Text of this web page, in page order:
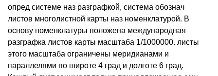
опред системе наз разграфкой, система обознач
листов многолистной карты наз номенклатурой. В
основу номенклатуры положена международная
разграфка листов карты масштаба 1/1000000. листы
этого масштаба ограничены меридианами и
параллелями по широте 4 град и долготе 6 град.